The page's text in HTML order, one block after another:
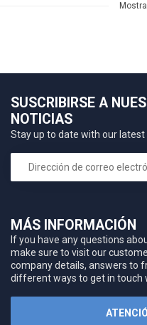
MÁS INFORMACIÓN
If you have any questions
make sure to visit our
company details, answers to
different ways to get in touch
SUSCRIBIRSE A
NOTICIAS
Stay up to date with our